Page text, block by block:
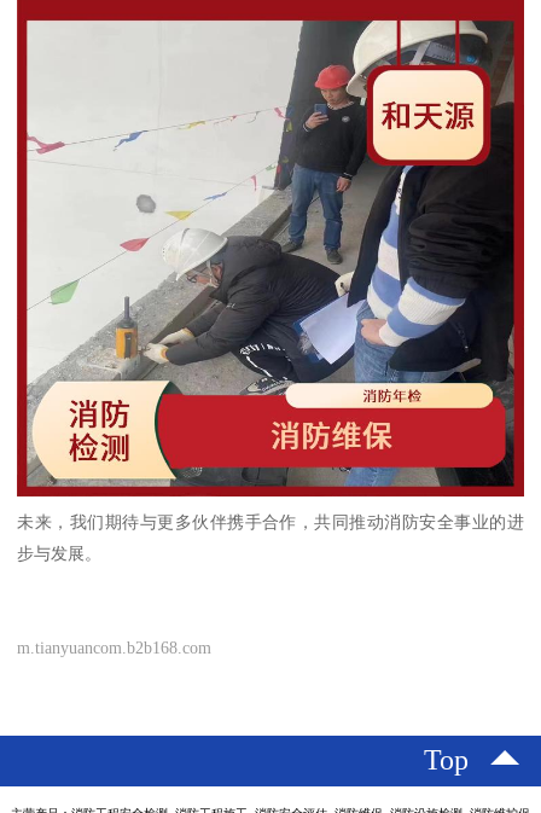
未来，我们期待与更多伙伴携手合作，共同推动消防安全事业的进
步与发展。
m.tianyuancom.b2b168.com
Top